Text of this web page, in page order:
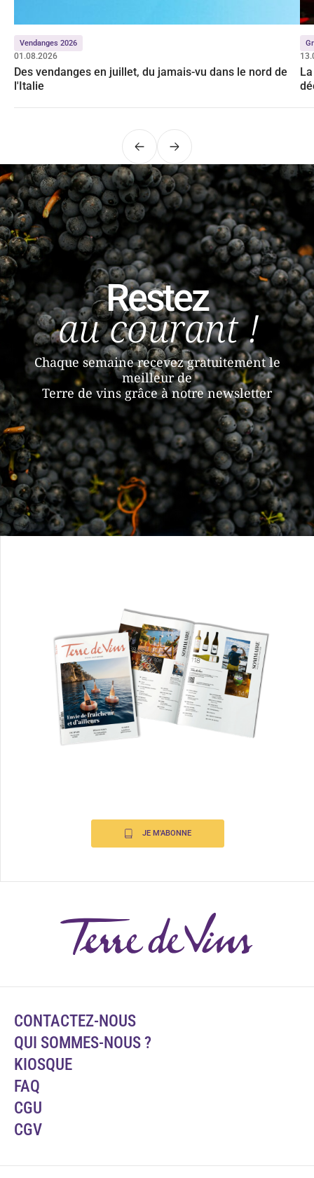
Vendanges 2026
01.08.2026
Des vendanges en juillet, du jamais-vu dans le nord de
l'Italie
PrécédentSuivant
Restez
au courant !
Chaque semaine recevez gratuitement le
meilleur de
Terre de vins grâce à notre newsletter
JE M'ABONNE
CONTACTEZ-NOUS
QUI SOMMES-NOUS ?
KIOSQUE
FAQ
CGU
CGV